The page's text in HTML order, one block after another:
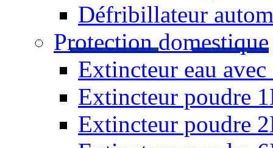
Défribillateur
Protection domestique
Extincteur eau
Extincteur poudre
Extincteur poudre